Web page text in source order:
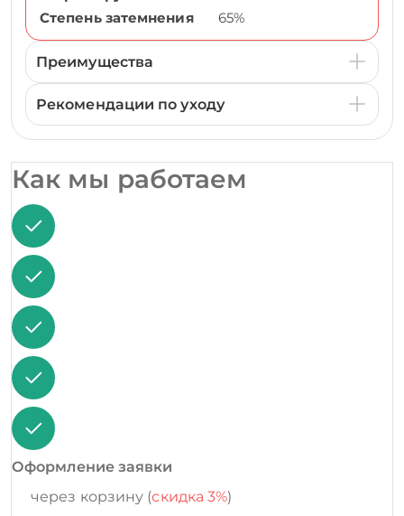
Степень затемнения
65%
Преимущества
Рекомендации по уходу
Как мы работаем
Оформление заявки
через корзину (скидка 3%)